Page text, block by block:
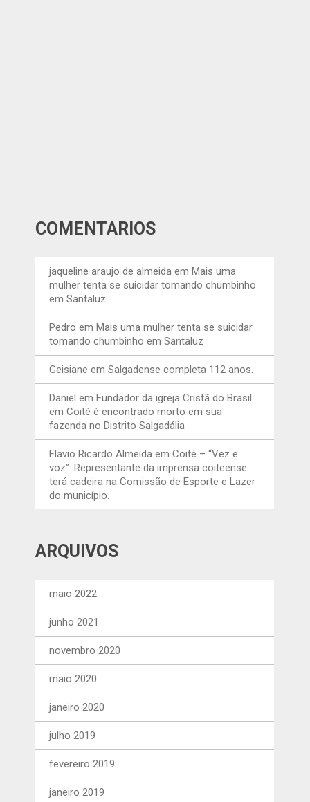
COMENTÁRIOS
jaqueline araujo de almeida emMais uma
mulher tenta se suicidar tomando chumbinho
em Santaluz
Pedro emMais uma mulher tenta se suicidar
tomando chumbinho em Santaluz
Geisiane emSalgadense completa 112 anos.
Daniel emFundador da igreja Cristã do Brasil
em Coité é encontrado morto em sua
fazenda no Distrito Salgadália
Flavio Ricardo Almeida emCoité – “Vez e
voz”. Representante da imprensa coiteense
terá cadeira na Comissão de Esporte e Lazer
do município.
ARQUIVOS
maio 2022
junho 2021
novembro 2020
maio 2020
janeiro 2020
julho 2019
fevereiro 2019
janeiro 2019